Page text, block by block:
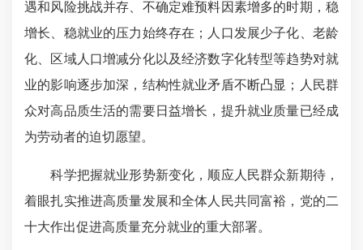
遇和风险挑战并存、不确定难预料因素增多的时期，稳
增长、稳就业的压力始终存在；
人口发展少子化、老龄
化、区域人口增减分化以及经济数字化转型等趋势对就
业的影响逐步加深，结构性就业矛盾不断凸显；人民群
众对高品质生活的需要日益增长，提升就业质量已经成
为劳动者的迫切愿望。
科学把握就业形势新变化，顺应人民群众新期待，
着眼扎实推进高质量发展和全体人民共同富裕，党的二
十大作出促进高质量充分就业的重大部署。